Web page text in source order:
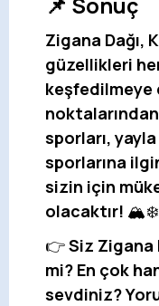
Zigana Dağı,
güzellikleri
keşfedilmeye
sporları,
sporlarına
sizin için
olacaktır! 🏔️❄️
👉Siz Zigana
mi? En çok
sevdiniz?